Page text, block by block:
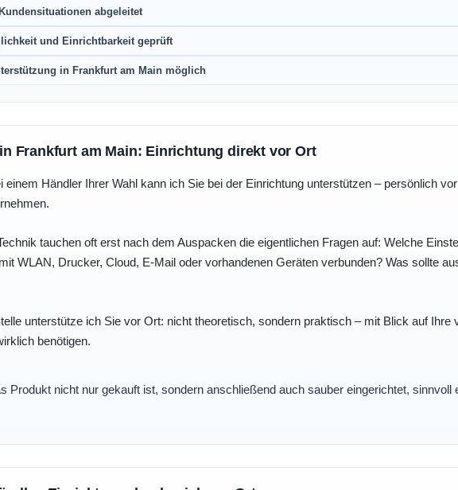
abgeleitet
und Einrichtbarkeit geprüft
in Frankfurt am Main möglich
Frankfurt am Main: Einrichtung direkt vor Ort
einem Händler Ihrer Wahl kann ich Sie bei der Einrichtung unterstützen – persönlich
tauchen oft erst nach dem Auspacken die eigentlichen Fragen auf: Welche
WLAN, Drucker, Cloud, E-Mail oder vorhandenen Geräten verbunden? Was sollte
unterstütze ich Sie vor Ort: nicht theoretisch, sondern praktisch – mit Blick auf Ihre
benötigen.
Produkt nicht nur gekauft ist, sondern anschließend auch sauber eingerichtet, sinnvoll